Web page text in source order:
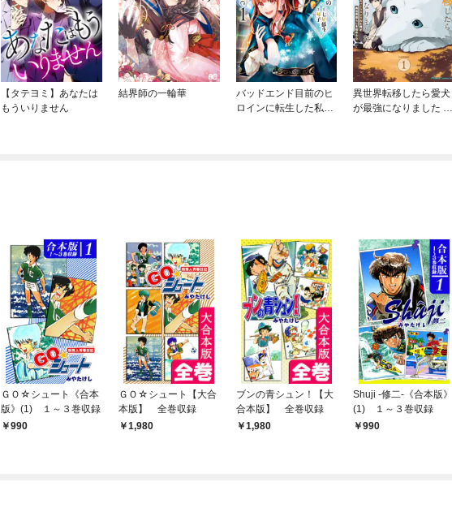
【タテヨミ】あなたは
もういりません
結界師の一輪華
バッドエンド目前のヒ
ロインに転生した私、
異世界転移したら愛犬
が最強になりました ～
ＧＯ☆シュート《合本
版》(1) １～３巻収録
990
ＧＯ☆シュート【大合
本版】 全巻収録
1,980
ブンの青シュン！【大
合本版】 全巻収録
1,980
Shuji -修二-《合本版》
(1) １～３巻収録
990